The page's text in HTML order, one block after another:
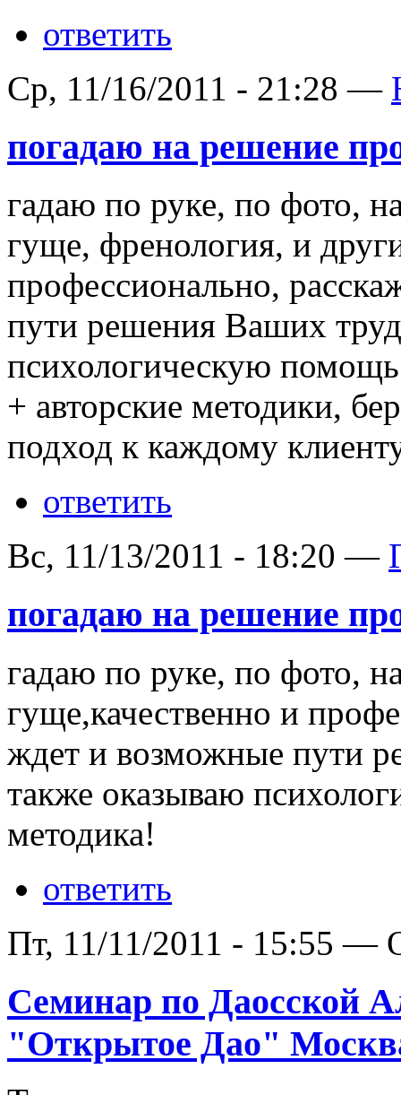
ответить
Ср, 11/16/2011 - 21:28 —
погадаю на решение
гадаю по руке, по фото,
гуще, френология, и
профессионально,
пути решения Ваших
психологическую
+ авторские методики,
подход к каждому
ответить
Вс, 11/13/2011 - 18:20 —
погадаю на решение
гадаю по руке, по фото,
гуще,качественно и
ждет и возможные пути
также оказываю
методика!
ответить
Пт, 11/11/2011 - 15:55 —
Cеминар по Даосской
"Открытое Дао"